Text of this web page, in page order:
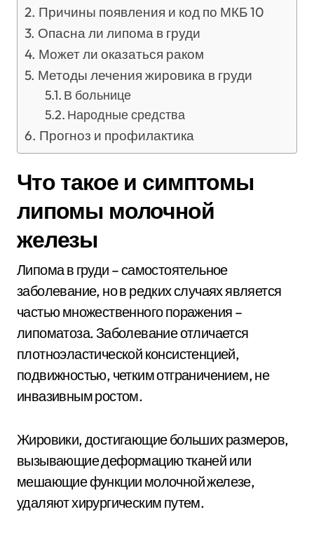
Причины появления и код по МКБ 10
Опасна ли липома в груди
Может ли оказаться раком
Методы лечения жировика в груди
В больнице
Народные средства
Прогноз и профилактика
Что такое и симптомы
липомы молочной
железы
Липома в груди – самостоятельное
заболевание, но в редких случаях является
частью множественного поражения –
липоматоза. Заболевание отличается
плотноэластической консистенцией,
подвижностью, четким отграничением, не
инвазивным ростом.
Жировики, достигающие больших размеров,
вызывающие деформацию тканей или
мешающие функции молочной железе,
удаляют хирургическим путем.